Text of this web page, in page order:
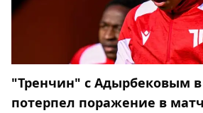
"Тренчин" с Адырбековым в
потерпел поражение в